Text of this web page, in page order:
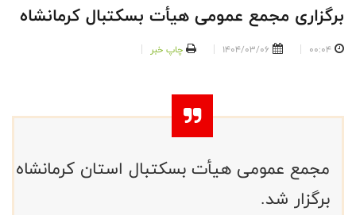
برگزاری مجمع عمومی هیأت بسکتبال کرمانشاه
00:04
1404/03/06 چاپ خبر
مجمع عمومی هیأت بسکتبال استان کرمانشاه
برگزار شد.